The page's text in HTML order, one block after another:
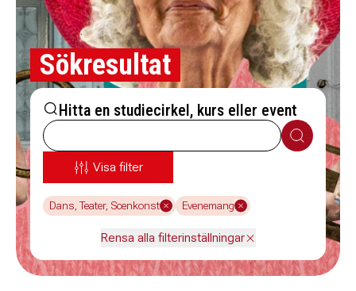
Sökresultat
Hitta en studiecirkel, kurs eller event
Sök
Visa filter
Dans, Teater, Scenkonst Evenemang
Rensa alla filterinställningar